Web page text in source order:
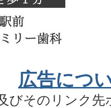
広告につ
びそのリンク先